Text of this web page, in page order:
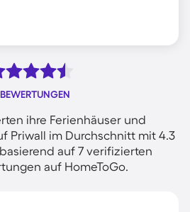
ihre Ferienhäuser und
Priwall im Durchschnitt mit 4.3
auf 7 verifizierten
auf HomeToGo.